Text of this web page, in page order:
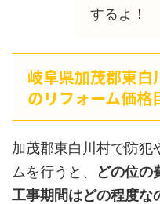
するよ！
岐阜県加茂郡東白
のリフォーム価格
加茂郡東白川村で防犯
ムを行うと、
どの位の
工事期間はどの程度な